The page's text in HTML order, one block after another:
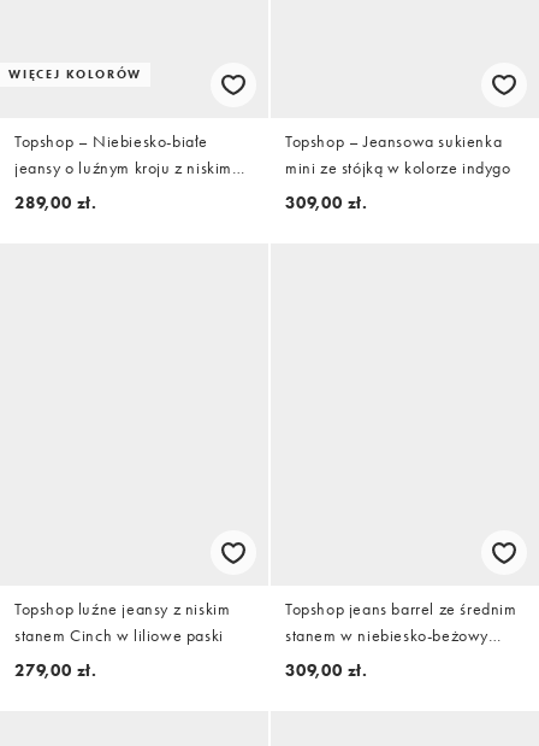
WIĘCEJ KOLORÓW
Topshop – Niebiesko-białe
jeansy o luźnym kroju z niskim
stanem w paski
289,00 zł.
Topshop – Jeansowa sukienka
mini ze stójką w kolorze indygo
309,00 zł.
Topshop luźne jeansy z niskim
stanem Cinch w liliowe paski
279,00 zł.
Topshop jeans barrel ze średnim
stanem w niebiesko-beżowy
pasek
309,00 zł.